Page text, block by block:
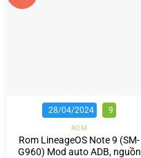
28/04/2024 9
ROM
Rom LineageOS Note 9 (SM-
G960) Mod auto ADB, nguồn